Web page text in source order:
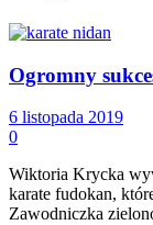
Ogromny
6 listopada 2019
0
Wiktoria Krycka
karate fudokan,
Zawodniczka